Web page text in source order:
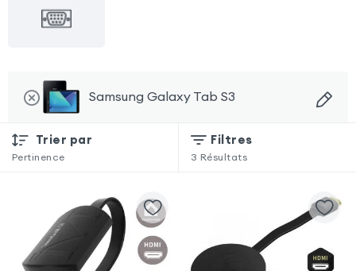
Samsung Galaxy Tab S3
Trier par
Pertinence
Filtres
3 Résultats